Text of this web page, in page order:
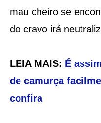
mau cheiro se
do cravo irá
LEIA MAIS: É
de camurça
confira